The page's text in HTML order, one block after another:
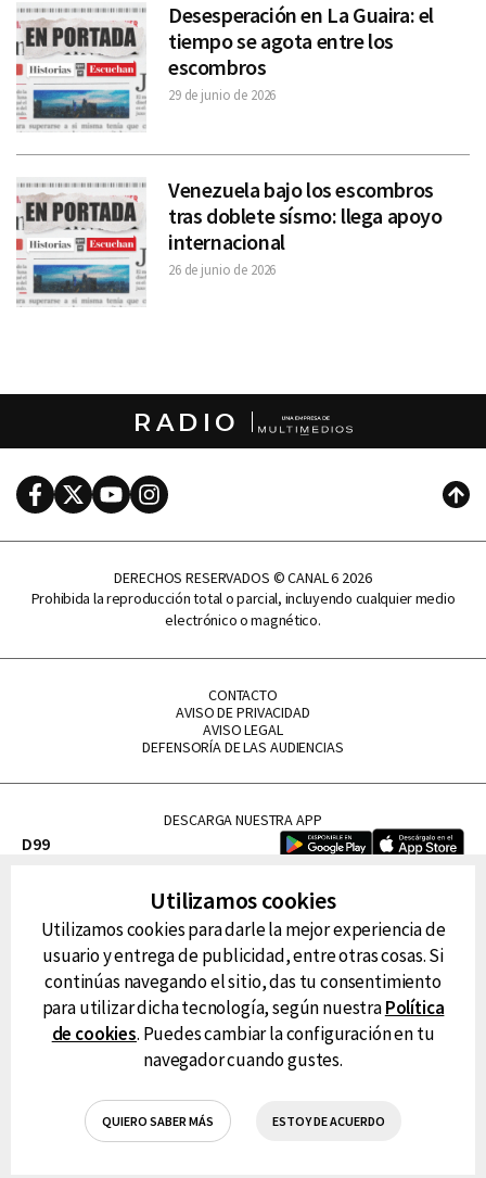
Desesperación en La Guaira: el
tiempo se agota entre los
escombros
29 de junio de 2026
Venezuela bajo los escombros
tras doblete sísmo: llega apoyo
internacional
26 de junio de 2026
RADIO
FacebookTwitterYoutubeInstagram
DERECHOS RESERVADOS © CANAL 6 2026
Prohibida la reproducción total o parcial, incluyendo cualquier medio
electrónico o magnético.
CONTACTO
AVISO DE PRIVACIDAD
AVISO LEGAL
DEFENSORÍA DE LAS AUDIENCIAS
DESCARGA NUESTRA APP
D99
FM Tu
RG Deportiva
Classic FM
Utilizamos cookies
Utilizamos cookies para darle la mejor experiencia de
usuario y entrega de publicidad, entre otras cosas. Si
continúas navegando el sitio, das tu consentimiento
para utilizar dicha tecnología, según nuestraPolítica
de cookies. Puedes cambiar la configuración en tu
navegador cuando gustes.
QUIERO SABER MÁS ESTOY DE ACUERDO